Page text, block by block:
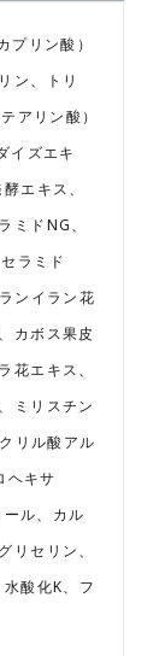
リン酸）
ン、トリ
アリン酸）
イズエキ
エキス、
ミドNG、
ラミド
ンイラン花
カボス果皮
花エキス、
ミリスチン
リル酸アル
ヘキサ
ル、カル
リセリン、
酸化K、フ